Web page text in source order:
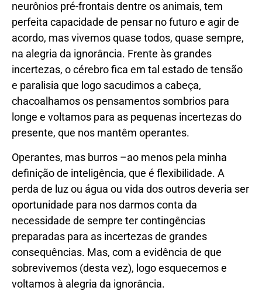
neurônios pré-frontais dentre os animais, tem
perfeita capacidade de pensar no futuro e agir de
acordo, mas vivemos quase todos, quase sempre,
na alegria da ignorância. Frente às grandes
incertezas, o cérebro fica em tal estado de tensão
e paralisia que logo sacudimos a cabeça,
chacoalhamos os pensamentos sombrios para
longe e voltamos para as pequenas incertezas do
presente, que nos mantêm operantes.
Operantes, mas burros –ao menos pela minha
definição de inteligência, que é flexibilidade. A
perda de luz ou água ou vida dos outros deveria ser
oportunidade para nos darmos conta da
necessidade de sempre ter contingências
preparadas para as incertezas de grandes
consequências. Mas, com a evidência de que
sobrevivemos (desta vez), logo esquecemos e
voltamos à alegria da ignorância.